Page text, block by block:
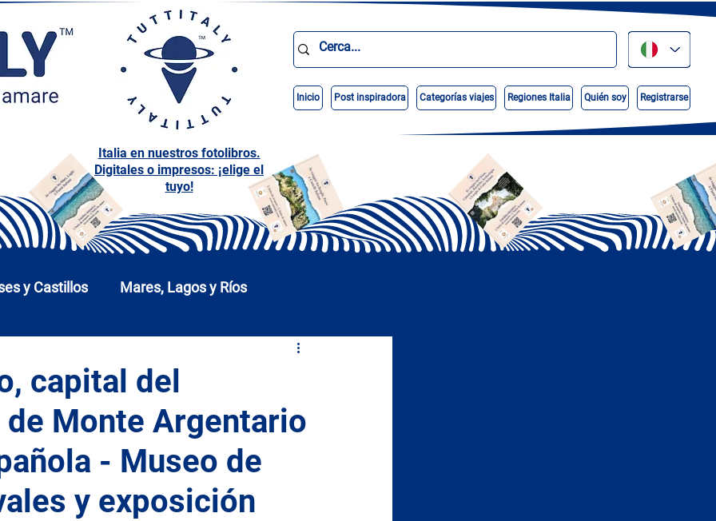
Inicio Post inspiradora Categorías viajes Regiones Italia Quién soy Registrarse
Italia en nuestros fotolibros.
Digitales o impresos: ¡elige el
tuyo!
y Castillos Mares, Lagos y Ríos
Calabria
Lacio Liguria Lombardía Marcas
Sicilia
capital del
Monte Argentario
- Museo de
y exposición